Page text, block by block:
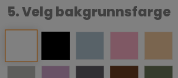
5. Velg bakgrunnsfarge